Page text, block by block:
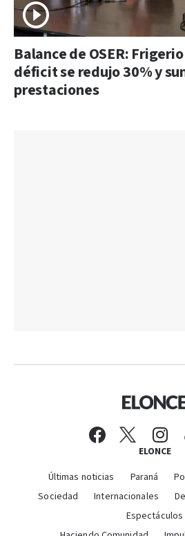
Balance de OSER:
déficit se redujo 30% y
prestaciones
ELONCE
Últimas noticias Paraná
Sociedad
Internacionales
Espectáculos